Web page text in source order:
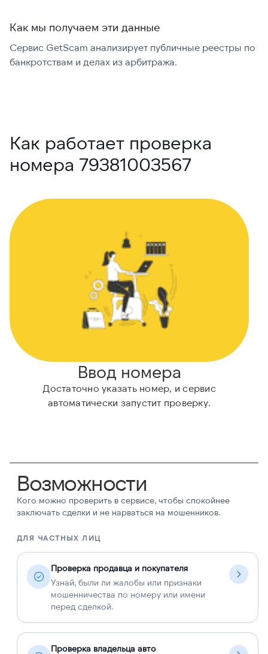
Как мы получаем эти данные
Сервис GetScam анализирует публичные реестры по
банкротствам и делах из арбитража.
Как работает проверка
номера 79381003567
Ввод номера
Достаточно указать номер, и сервис
автоматически запустит проверку.
Возможности
Кого можно проверить в сервисе, чтобы спокойнее
заключать сделки и не нарваться на мошенников.
ДЛЯ ЧАСТНЫХ ЛИЦ
Проверка продавца и покупателя
Узнай, были ли жалобы или признаки
мошенничества по номеру или имени
перед сделкой.
Проверка владельца авто